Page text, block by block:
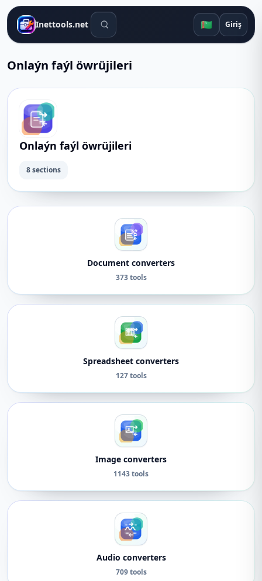
Inettools.net Gözleg gurallary 🇹🇲 Giriş
Onlaýn faýl öwrüjileri
Onlaýn faýl öwrüjileri
8 sections
Document converters
373 tools
Spreadsheet converters
127 tools
Image converters
1143 tools
Audio converters
709 tools